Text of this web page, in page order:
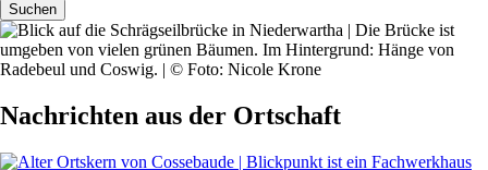
Suchen
Nachrichten aus der Ortschaft